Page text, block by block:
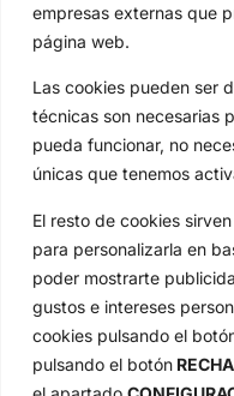
empresas externas que
página web.
Las cookies pueden ser
técnicas son necesarias
pueda funcionar, no
únicas que tenemos
El resto de cookies
para personalizarla en
poder mostrarte
gustos e intereses
cookies pulsando el
pulsando el botón
Jon Rahm, LIV Golf, PGA
Categorias
Inicio
Actualidad
Amateurs
Circuitos
Especiales
Compañía
Aviso Legal
Política de Privacidad
Política de Cookies